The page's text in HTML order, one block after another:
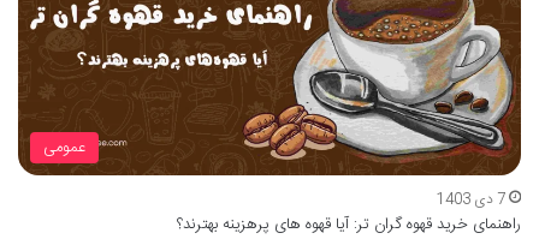
عمومی
7 دی 1403
راهنمای خرید قهوه گران تر: آیا قهوه های پرهزینه بهترند؟